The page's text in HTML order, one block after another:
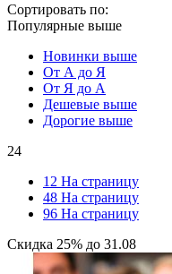
Сортировать по:
Популярные выше
Новинки выше
От А до Я
От Я до А
Дешевые выше
Дорогие выше
24
12 На страницу
48 На страницу
96 На страницу
Скидка 25% до 31.08